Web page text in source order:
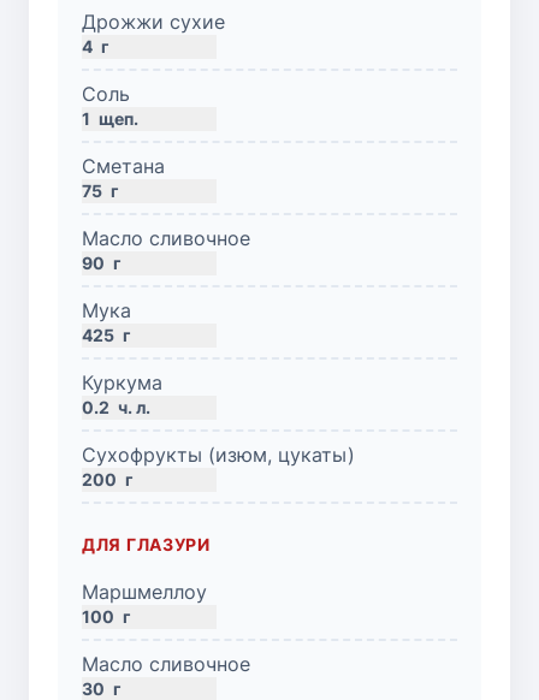
Дрожжи сухие
4 г
Соль
1 щеп.
Сметана
75 г
Масло сливочное
90 г
Мука
425 г
Куркума
0.2 ч. л.
Сухофрукты (изюм, цукаты)
200 г
ДЛЯ ГЛАЗУРИ
Маршмеллоу
100 г
Масло сливочное
30 г